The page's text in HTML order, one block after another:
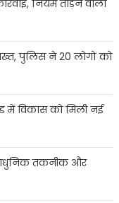
नियम तोड़ने वालों
पुलिस ने 20 लोगों को
में विकास को मिली नई
आधुनिक तकनीक और